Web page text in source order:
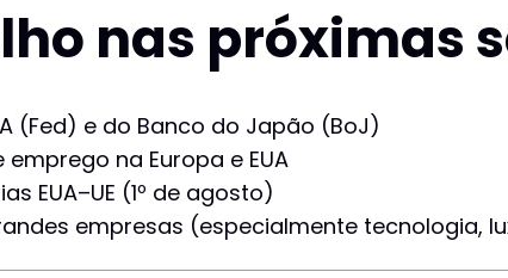
nas próximas
(Fed) e do Banco do Japão (BoJ)
na Europa e EUA
EUA–UE (1º de agosto)
empresas (especialmente tecnologia,